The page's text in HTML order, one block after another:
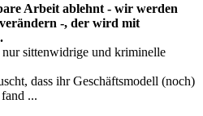
Arbeit ablehnt - wir werden
-, der wird mit
nur sittenwidrige und kriminelle
dass ihr Geschäftsmodell (noch)
...